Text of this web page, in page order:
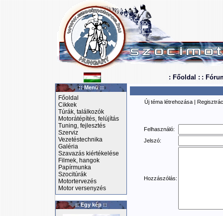
: Főoldal : :
:: Menü ::
Főoldal
Cikkek
Túrák, találkozók
Motorátépítés, felújítás
Tuning, fejlesztés
Szerviz
Vezetéstechnika
Galéria
Szavazás kiértékelése
Filmek, hangok
Papírmunka
Szocitúrák
Motortervezés
Motor versenyzés
:: Egy kép ::
Új téma létrehozása |
Felhasználó:
Jelszó:
Hozzászólás: